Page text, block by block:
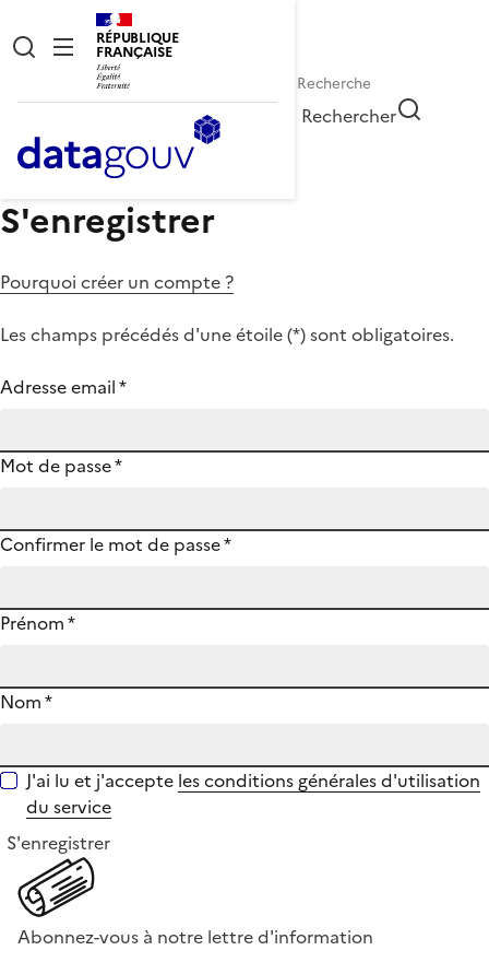
RÉPUBLIQUE
FRANÇAISE
Rechercher
S'enregistrer
Pourquoi créer un compte ?
Les champs précédés d'une étoile (*) sont obligatoires.
Adresse email*
Mot de passe*
Confirmer le mot de passe*
Prénom*
Nom*
J'ai lu et j'accepte les conditions générales d'utilisation
du service
S'enregistrer
Abonnez-vous à notre lettre d'information